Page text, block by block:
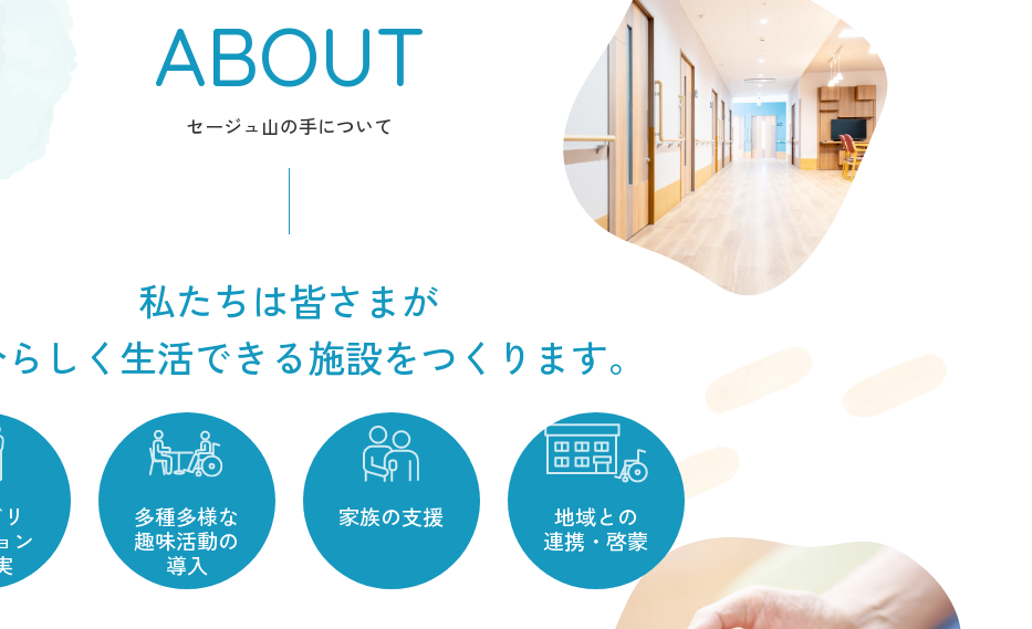
看護、介護職員募集中です！
夜勤専従の介護職員募集開始しました。
ABOUT
セージュ山の手について
私たちは皆さまが
しく生活できる施設をつくります。
ン
多種多様な
趣味活動の
導入
家族の支援
地域との
連携・啓蒙